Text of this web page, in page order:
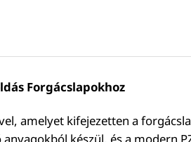
Forgácslapokhoz
amelyet kifejezetten a
készül, és a modern